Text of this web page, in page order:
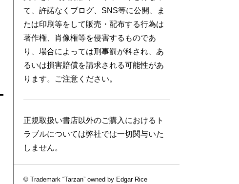
て、許諾なくブログ、SNS等に公開、ま
たは印刷等をして販売・配布する行為は
著作権、肖像権等を侵害するものであ
り、場合によっては刑事罰が科され、あ
るいは損害賠償を請求される可能性があ
ります。ご注意ください。
正規取扱い書店以外のご購入におけるト
ラブルについては弊社では一切関与いた
しません。
© Trademark “Tarzan” owned by Edgar Rice